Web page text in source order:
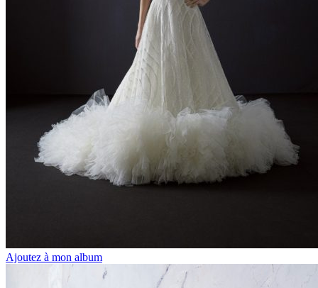
Ajoutez à mon album